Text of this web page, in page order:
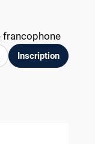
francophone
Inscription